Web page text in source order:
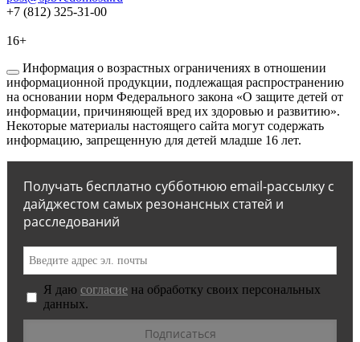
+7 (812) 325-31-00
16+
Информация о возрастных ограничениях в отношении
информационной продукции, подлежащая распространению
на основании норм Федерального закона «О защите детей от
информации, причиняющей вред их здоровью и развитию».
Некоторые материалы настоящего сайта могут содержать
информацию, запрещенную для детей младше 16 лет.
Получать бесплатно субботнюю email-рассылку с
дайджестом самых резонансных статей и
расследований
Я даю согласие на обработку своих персональных
данных.